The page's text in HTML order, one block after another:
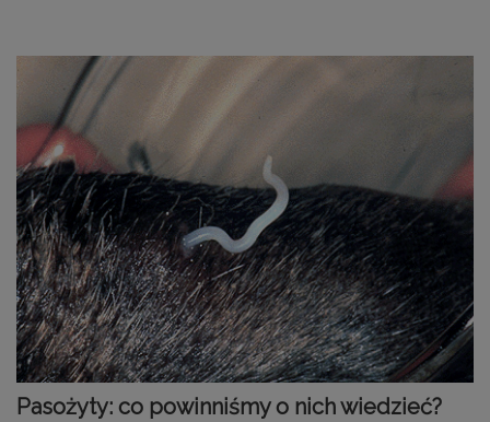
Pasożyty: co powinniśmy o nich wiedzieć?